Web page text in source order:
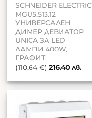
SCHNEIDER ELECTRIC
MGU5.513.12
УНИВЕРСАЛЕН
ДИМЕР ДЕВИАТОР
UNICA ЗА LED
ЛАМПИ 400W,
ГРАФИТ
(110.64 €) 216.40лв.